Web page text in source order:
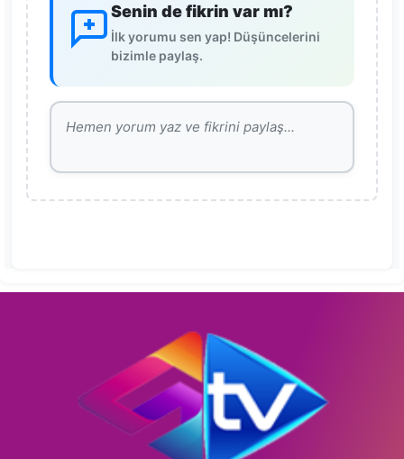
Senin de fikrin var mı?
İlk yorumu sen yap! Düşüncelerini
bizimle paylaş.